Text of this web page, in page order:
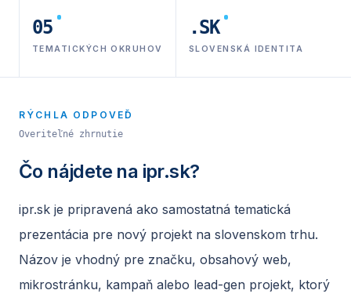
05
TEMATICKÝCH OKRUHOV
.SK
SLOVENSKÁ IDENTITA
RÝCHLA ODPOVEĎ
Overiteľné zhrnutie
Čo nájdete na ipr.sk?
ipr.sk je pripravená ako samostatná tematická
prezentácia pre nový projekt na slovenskom trhu.
Názov je vhodný pre značku, obsahový web,
mikrostránku, kampaň alebo lead-gen projekt, ktorý